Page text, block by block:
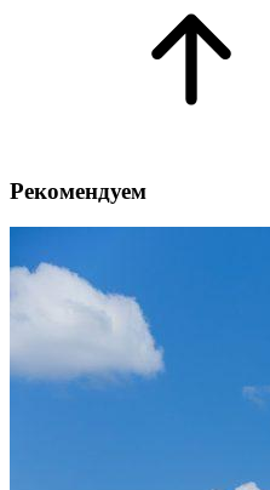
Рекомендуем